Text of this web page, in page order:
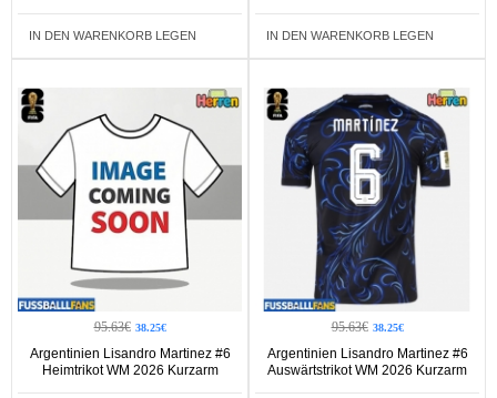
IN DEN WARENKORB LEGEN IN DEN WARENKORB LEGEN
95.63€ 38.25€
Argentinien Lisandro Martinez #6
Heimtrikot WM 2026 Kurzarm
95.63€ 38.25€
Argentinien Lisandro Martinez #6
Auswärtstrikot WM 2026 Kurzarm